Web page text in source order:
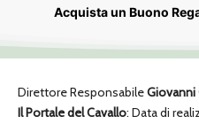
Acquista un Buono
Direttore ResponsabileGiovanni
Il Portale del Cavallo: Data di